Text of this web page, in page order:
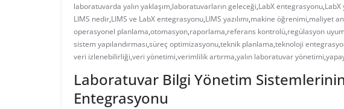
laboratuvarda yalın yaklaşım,laboratuvarların geleceği,LabX entegrasyonu,LabX
LIMS nedir,LIMS ve LabX entegrasyonu,LIMS yazılımı,makine öğrenimi,maliyet
operasyonel planlama,otomasyon,raporlama,referans kontrolü,regülasyon
sistem yapılandırması,süreç optimizasyonu,teknik planlama,teknoloji
veri izlenebilirliği,veri yönetimi,verimlilik artırma,yalın laboratuvar yönetimi,
Laboratuvar Bilgi Yönetim Sistemlerinin
Entegrasyonu